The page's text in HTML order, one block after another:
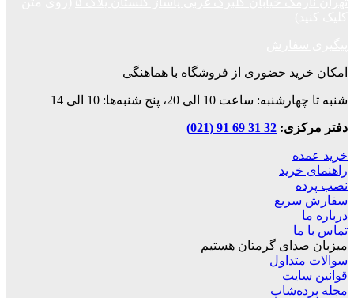
امکان خرید حضوری از فروشگاه با هماهنگی
شنبه تا چهارشنبه: ساعت 10 الی 20، پنج شنبه‌ها: 10 الی 14
دفتر مرکزی:32 31 69 91 (021)
خرید عمده
راهنمای خرید
نصب پرده
سفارش سریع
درباره ما
تماس با ما
میزبان صدای گرمتان هستیم
سوالات متداول
قوانین‌ سایت
مجله پرده‌شاپ